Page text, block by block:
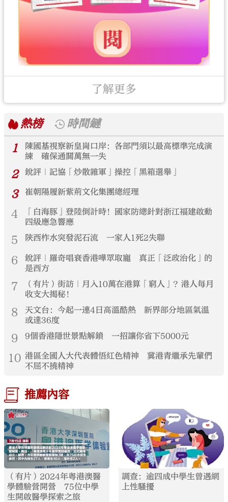
了解更多
熱榜
時間鏈
1
陳國基視察新皇崗口岸：各部門須以最高標準完成演
練 確保通關萬無一失
2 銳評｜記協「炒散雜軍」操控「黑箱選舉」
3 崔朝陽履新紫荊文化集團總經理
4
「白海豚」登陸倒計時！國家防總針對浙江福建啟動
四級應急響應
5 陝西柞水突發泥石流 一家人1死2失聯
6
銳評｜羅奇唱衰香港嘩眾取寵 真正「泛政治化」的
是西方
7
（有片）街訪｜月入10萬在港算「窮人」？港人每月
收支大揭秘！
8
天文台：今起一連4日高溫酷熱 新界部分地區氣溫
或達36度
9 9個香港隱世景點解鎖 一招讓你省下5000元
10 港區全國人大代表體悟紅色精神 冀港青繼承先輩們
不屈不撓精神
推薦內容
（有片）2024年粵港澳醫
學體驗營開營 75位中學
生開啟醫學探索之旅
調查：逾四成中學生曾遇網
上性騷擾